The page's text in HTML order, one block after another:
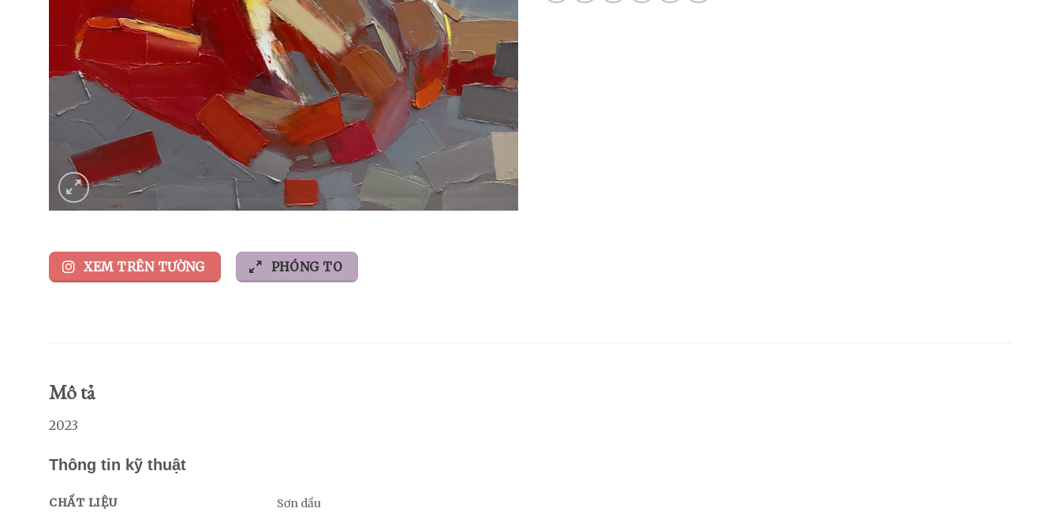
XEM TRÊN TƯỜNG PHÓNG TO
Mô tả
2023
Thông tin kỹ thuật
CHẤT LIỆU Sơn dầu